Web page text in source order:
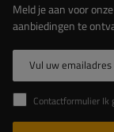
Meld je aan voor
aanbiedingen te
Vul uw emailadres
Contactformulier Ik geef toestemming voor de